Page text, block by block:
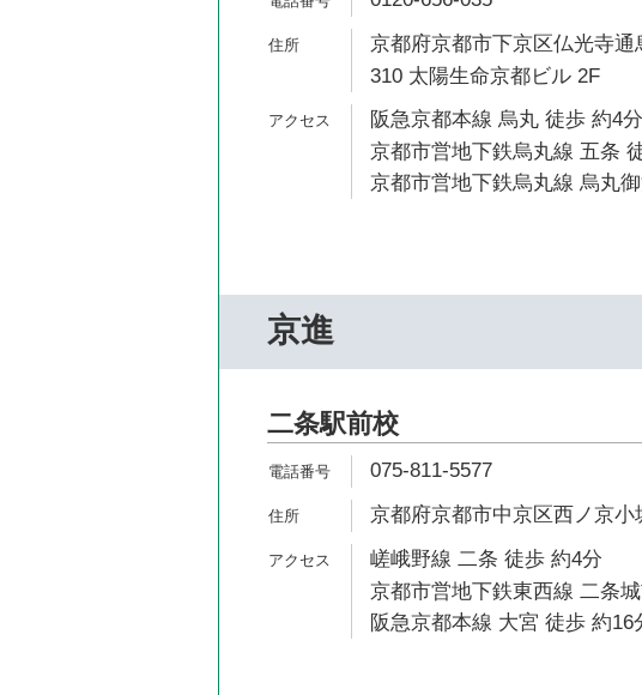
京都府京都市下京区仏光寺通
310 太陽生命京都ビル 2F
阪急京都本線 烏丸 徒歩 約4分
京都市営地下鉄烏丸線 五条
京都市営地下鉄烏丸線 烏丸
京進
二条駅前校
075-811-5577
京都府京都市中京区西ノ京小
嵯峨野線 二条 徒歩 約4分
京都市営地下鉄東西線 二条
阪急京都本線 大宮 徒歩 約16